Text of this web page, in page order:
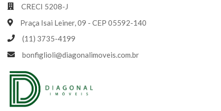
CRECI 5208-J
Praça Isai Leiner, 09 - CEP 05592-140
(11) 3735-4199
bonfiglioli@diagonalimoveis.com.br